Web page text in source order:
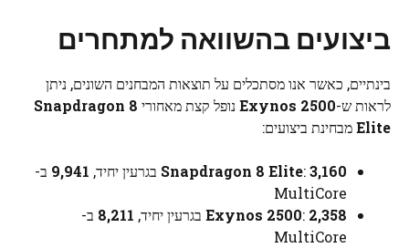
ביצועים בהשוואה למתחרים
בינתיים, כאשר אנו מסתכלים על תוצאות המבחנים השונים, ניתן
לראות ש-Exynos 2500נופל קצת מאחורי Snapdragon 8
Eliteמבחינת ביצועים:
Snapdragon 8 Elite:3,160 בגרעין יחיד, 9,941 ב-
MultiCore
Exynos 2500: 2,358 בגרעין יחיד, 8,211 ב-
MultiCore